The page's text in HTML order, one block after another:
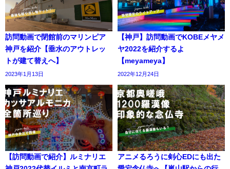
訪問動画で閉館前のマリンピア
神戸を紹介【垂水のアウトレッ
トが建て替えへ】
2023年1月13日
【神戸】訪問動画でKOBEメヤメ
ヤ2022を紹介するよ
【meyameya】
2022年12月24日
【訪問動画で紹介】ルミナリエ
アニメるろうに剣心EDにも出た